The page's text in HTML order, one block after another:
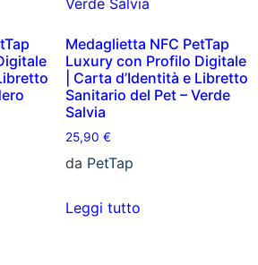
Medaglietta NFC PetTap
Luxury con Profilo Digitale
| Carta d’Identità e Libretto
Sanitario del Pet – Verde
Salvia
25,90 €
da PetTap
Leggi tutto